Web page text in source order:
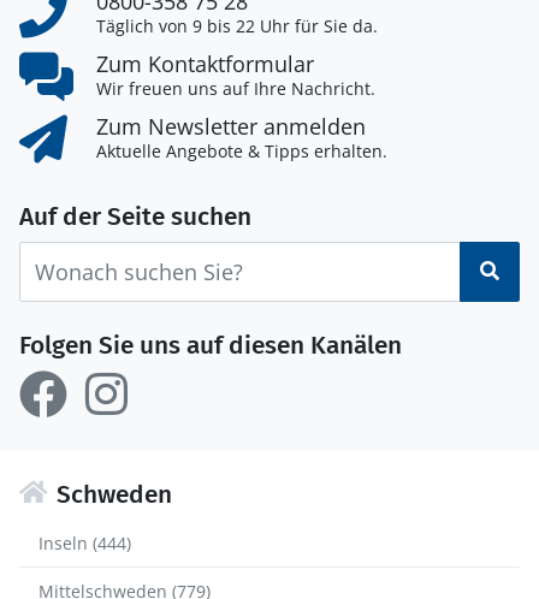
Täglich von 9 bis 22 Uhr für Sie da.
Zum Kontaktformular
Wir freuen uns auf Ihre Nachricht.
Zum Newsletter anmelden
Aktuelle Angebote & Tipps erhalten.
Auf der Seite suchen
Folgen Sie uns auf diesen Kanälen
Schweden
Inseln (444)
Mittelschweden (779)